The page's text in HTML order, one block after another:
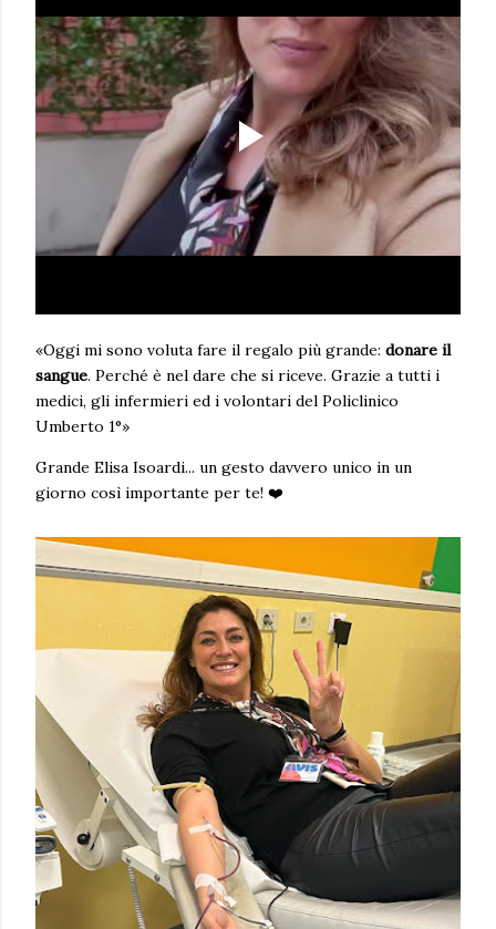
«Oggi mi sono voluta fare il regalo più grande: donare il
sangue. Perché è nel dare che si riceve. Grazie a tutti i
medici, gli infermieri ed i volontari del Policlinico
Umberto 1°»
Grande Elisa Isoardi... un gesto davvero unico in un
giorno così importante per te! ❤️